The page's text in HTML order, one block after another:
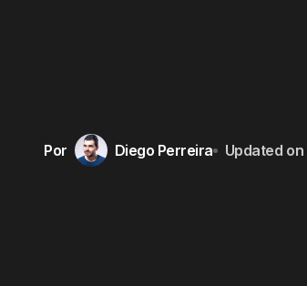
Por Diego Perreira Updated on